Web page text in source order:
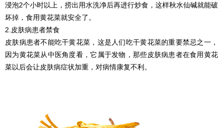
浸泡2个小时以上，捞出用水洗净后再进行炒食，这样秋水仙碱就能破
坏掉，食用黄花菜就安全了。
2.皮肤病患者禁食
皮肤病患者不能吃干黄花菜，这是人们吃干黄花菜的重要禁忌之一，
因为黄花菜从中医角度看，它属于发物，那些皮肤病患者在食用黄花
菜以后会让皮肤病症状加重，对病情康复不利。